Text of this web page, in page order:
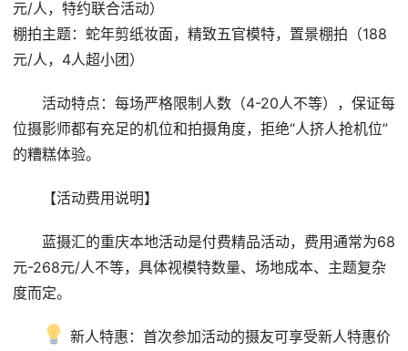
元/人，特约联合活动）
棚拍主题：蛇年剪纸妆面，精致五官模特，置景棚拍（188
元/人，4人超小团）
活动特点：每场严格限制人数（4-20人不等），保证每
位摄影师都有充足的机位和拍摄角度，拒绝“人挤人抢机位”
的糟糕体验。
【活动费用说明】
蓝摄汇的重庆本地活动是付费精品活动，费用通常为68
元-268元/人不等，具体视模特数量、场地成本、主题复杂
度而定。
新人特惠：首次参加活动的摄友可享受新人特惠价